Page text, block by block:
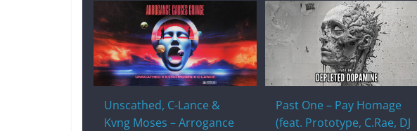
Unscathed, C-Lance &
Kvng Moses – Arrogance
Past One – Pay Homage
(feat. Prototype, C.Rae, DJ